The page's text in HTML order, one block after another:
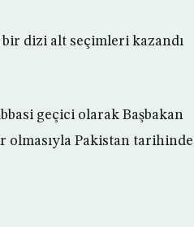
dizi alt seçimleri kazandı
geçici olarak Başbakan
olmasıyla Pakistan tarihinde